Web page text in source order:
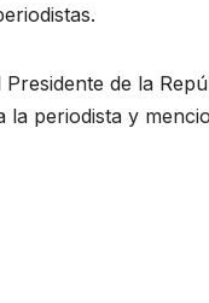
de la
la periodista y